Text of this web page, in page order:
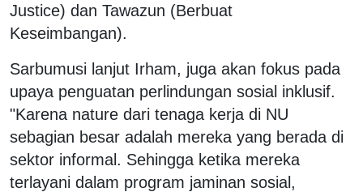
Justice) dan Tawazun (Berbuat
Keseimbangan).
Sarbumusi lanjut Irham, juga akan fokus pada
upaya penguatan perlindungan sosial inklusif.
"Karena nature dari tenaga kerja di NU
sebagian besar adalah mereka yang berada di
sektor informal. Sehingga ketika mereka
terlayani dalam program jaminan sosial,